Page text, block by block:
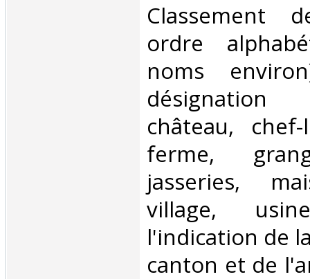
‎Classement
ordre
noms
château,
ferme,
jasseries,
village,
l'indication de
canton et de